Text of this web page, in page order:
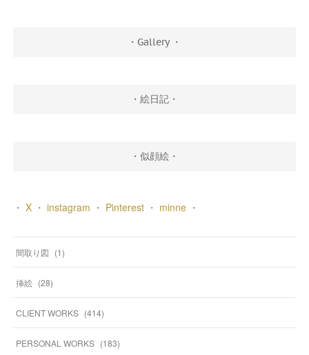
・Gallery ・
・絵日記・
・似顔絵・
・ X・ instagram ・ Pinterest・ minne・
間取り図 (1)
挿絵 (28)
CLIENT WORKS (414)
PERSONAL WORKS (183)